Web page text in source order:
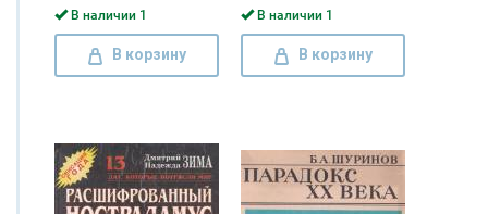
В наличии 1
В корзину
В наличии 1
В корзину